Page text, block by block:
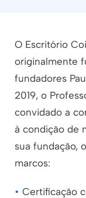
O Escritório
originalmente
fundadores
2019, o
convidado a
à condição de
sua fundação,
marcos:
• Certificação